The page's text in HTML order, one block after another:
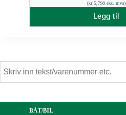
(kr5,790eks. mva)
Legg til
BÅT/BIL